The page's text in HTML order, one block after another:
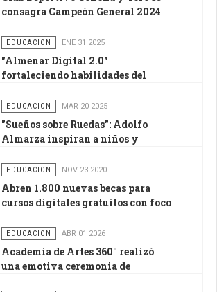
consagra Campeón General 2024
EDUCACION ENE 31 2025
"Almenar Digital 2.0"
fortaleciendo habilidades del
EDUCACION MAR 20 2025
"Sueños sobre Ruedas": Adolfo
Almarza inspiran a niños y
Pirque
EDUCACION NOV 23 2020
Abren 1.800 nuevas becas para
cursos digitales gratuitos con foco
EDUCACION ABR 01 2026
Academia de Artes 360° realizó
una emotiva ceremonia de